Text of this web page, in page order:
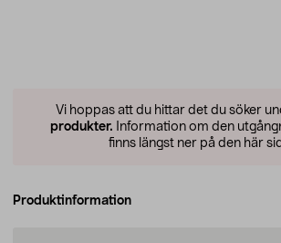
Vi hoppas att du hittar det du söker
produkter. Information om den
finns längst ner på den här
Produktinformation